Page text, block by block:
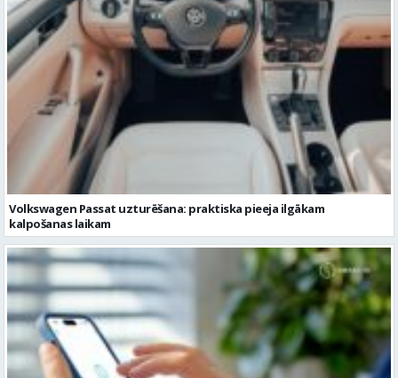
Volkswagen Passat uzturēšana: praktiska pieeja ilgākam
kalpošanas laikam